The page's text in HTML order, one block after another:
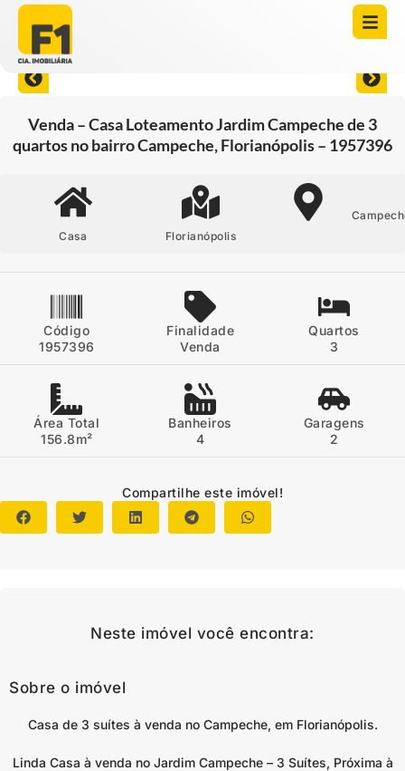
Venda – Casa Loteamento Jardim Campeche de 3
quartos no bairro Campeche, Florianópolis – 1957396
Casa Florianópolis
Código
1957396
Finalidade
Venda
Quartos
3
Área Total
156.8m²
Banheiros
4
Garagens
2
Compartilhe este imóvel!
Neste imóvel você encontra:
Sobre o imóvel
Casa de 3 suítes à venda no Campeche, em Florianópolis.
Linda Casa à venda no Jardim Campeche – 3 Suítes, Próxima à